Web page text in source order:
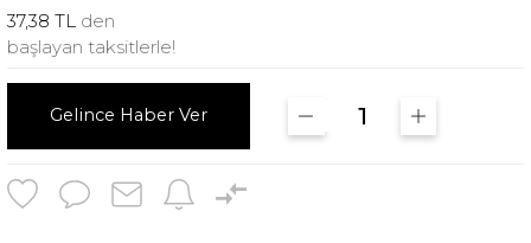
37,38 TL den
başlayan taksitlerle!
Gelince Haber Ver